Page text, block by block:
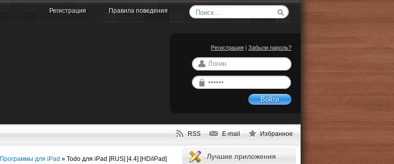
Регистрация Правила поведения
Регистрация | Забыли пароль?
Войти
RSS E-mail Избранное
Программы для iPad » Todo для iPad [RUS] [4.4] [HD/iPad] Лучшие приложения